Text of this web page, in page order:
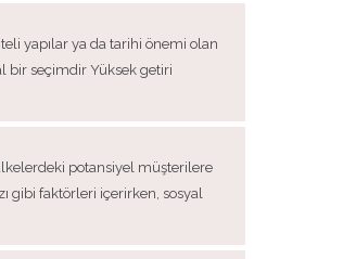
yapılar ya da tarihi önemi olan
bir seçimdir Yüksek getiri
potansiyel müşterilere
gibi faktörleri içerirken, sosyal